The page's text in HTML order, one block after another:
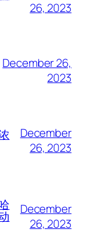
26, 2023
December 26,
2023
December
26, 2023
December
26, 2023